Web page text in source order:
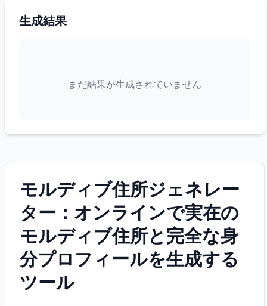
生成結果
まだ結果が生成されていません
モルディブ住所ジェネレー
ター：オンラインで実在の
モルディブ住所と完全な身
分プロフィールを生成する
ツール